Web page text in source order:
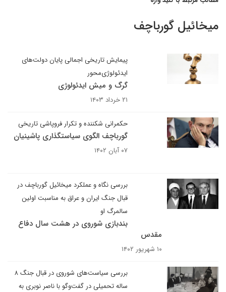
میخائیل گورباچف
پیمایش تاریخی اجمالی پایان دولت‌های
ایدئولوژی‌محور
گرگ و میش ایدئولوژی
۲۱ خرداد ۱۴۰۳
حکمرانی شکننده و تکرار فروپاشی تاریخی
گورباچف الگوی سیاستگذاری پاشینیان
۰۷ آبان ۱۴۰۲
بررسی نگاه و عملکرد میخائیل گورباچف در
قبال جنگ ایران و عراق به مناسبت اولین
سالمرگ او
بندبازی شوروی در هشت سال دفاع
مقدس
۱۰ شهریور ۱۴۰۲
بررسی سیاست‌های شوروی در قبال جنگ ۸
ساله تحمیلی در گفت‌و‌گو با ناصر نوبری به